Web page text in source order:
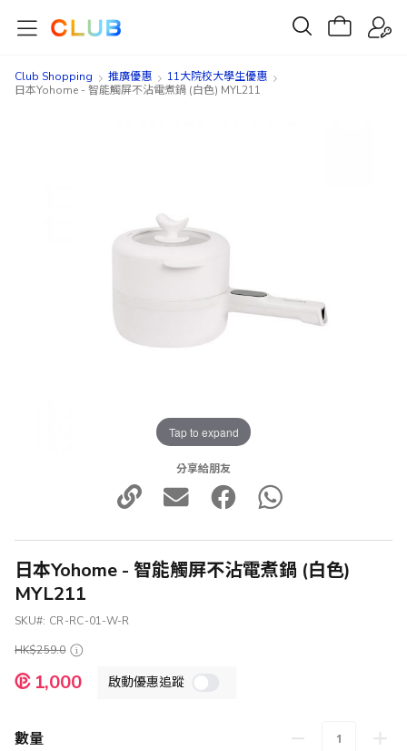
Club Shopping 推廣優惠
11大院校大學生優惠
日本Yohome - 智能觸屏不沾電煮鍋 (白色) MYL211
Tap to expand
分享給朋友
日本Yohome - 智能觸屏不沾電煮鍋 (白色)
MYL211
SKU
CR-RC-01-W-R
HK$259.0
特
殊
啟動優惠追蹤
1,000
數量